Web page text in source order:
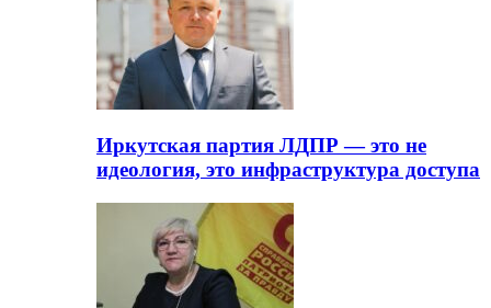
Иркутская партия ЛДПР — это не
идеология, это инфраструктура доступа